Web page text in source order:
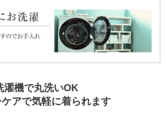
濯機で丸洗いOK
アで気軽に着られます